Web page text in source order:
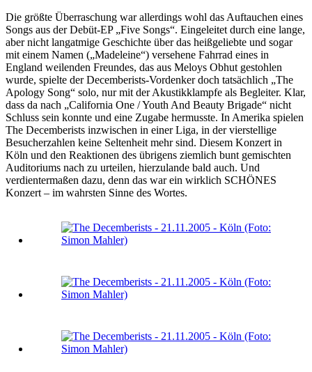
Die größte Überraschung war allerdings wohl das Auftauchen eines
Songs aus der Debüt-EP „Five Songs“. Eingeleitet durch eine lange,
aber nicht langatmige Geschichte über das heißgeliebte und sogar
mit einem Namen („Madeleine“) versehene Fahrrad eines in
England weilenden Freundes, das aus Meloys Obhut gestohlen
wurde, spielte der Decemberists-Vordenker doch tatsächlich „The
Apology Song“ solo, nur mit der Akustikklampfe als Begleiter. Klar,
dass da nach „California One / Youth And Beauty Brigade“ nicht
Schluss sein konnte und eine Zugabe hermusste. In Amerika spielen
The Decemberists inzwischen in einer Liga, in der vierstellige
Besucherzahlen keine Seltenheit mehr sind. Diesem Konzert in
Köln und den Reaktionen des übrigens ziemlich bunt gemischten
Auditoriums nach zu urteilen, hierzulande bald auch. Und
verdientermaßen dazu, denn das war ein wirklich SCHÖNES
Konzert – im wahrsten Sinne des Wortes.